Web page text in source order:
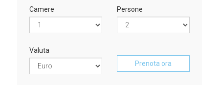
Camere Persone
Valuta
Prenota ora